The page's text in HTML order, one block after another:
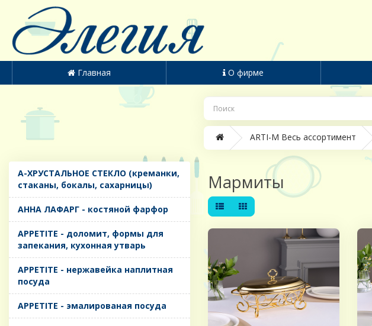
Главная О фирме
ARTI-M Весь ассортимент
A-ХРУСТАЛЬНОЕ СТЕКЛО (креманки,
стаканы, бокалы, сахарницы)
AHHA ЛАФАРГ - костяной фарфор
APPETITE - доломит, формы для
запекания, кухонная утварь
APPETITE - нержавейка наплитная
посуда
APPETITE - эмалированая посуда
Мармиты